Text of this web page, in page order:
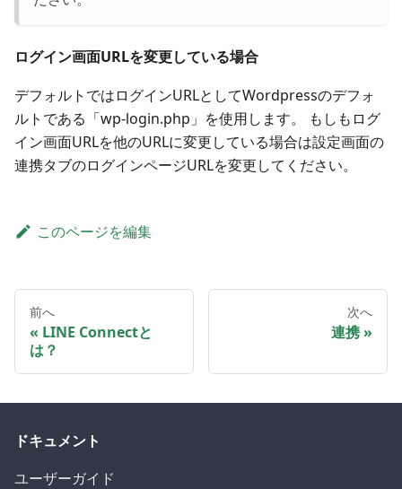
ログイン画面URLを変更している場合
デフォルトではログインURLとしてWordpressのデフォ
ルトである「wp-login.php」を使用します。 もしもログ
イン画面URLを他のURLに変更している場合は設定画面の
連携タブのログインページURLを変更してください。
このページを編集
前へ
LINE Connectと
は？
次へ
連携
ドキュメント
ユーザーガイド